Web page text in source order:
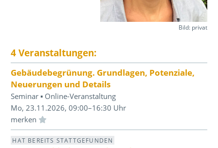
Bild: privat
4 Veranstaltungen:
Gebäudebegrünung. Grundlagen, Potenziale,
Neuerungen und Details
Seminar ▪ Online-Veranstaltung
Mo, 23.11.2026, 09:00–16:30 Uhr
Einloggen und Merkliste benutzen
HAT BEREITS STATTGEFUNDEN